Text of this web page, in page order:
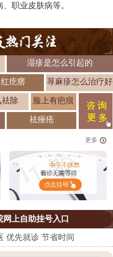
职业皮肤病等。
湿疹是怎么引起的
疙瘩 荨麻疹怎么治疗好
除 脸上有疤痕
祛痤疮
更多
网上自助挂号入口
优先就诊 节省时间